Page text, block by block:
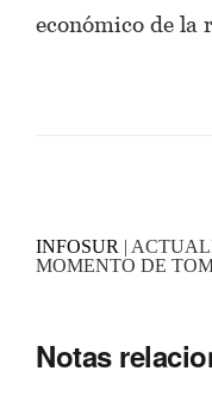
económico de la
INFOSUR |
MOMENTO DE
Notas